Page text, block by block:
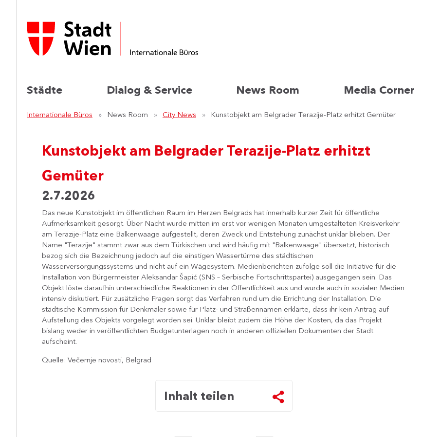
Städte Dialog & Service News Room Media Corner
Internationale Büros News Room City News Kunstobjekt am Belgrader Terazije-Platz erhitzt Gemüter
Kunstobjekt am Belgrader Terazije-Platz erhitzt
Gemüter
2.7.2026
Das neue Kunstobjekt im öffentlichen Raum im Herzen Belgrads hat innerhalb kurzer Zeit für öffentliche
Aufmerksamkeit gesorgt. Über Nacht wurde mitten im erst vor wenigen Monaten umgestalteten Kreisverkehr
am Terazije-Platz eine Balkenwaage aufgestellt, deren Zweck und Entstehung zunächst unklar blieben. Der
Name "Terazije"​ stammt zwar aus dem Türkischen und wird häufig mit "Balkenwaage" übersetzt, historisch
bezog sich die Bezeichnung jedoch auf die einstigen Wassertürme des städtischen
Wasserversorgungssystems und nicht auf ein Wägesystem. Medienberichten zufolge soll die Initiative für die
Installation von Bürgermeister Aleksandar Šapić (SNS – Serbische Fortschrittspartei) ausgegangen sein. Das
Objekt löste daraufhin unterschiedliche Reaktionen in der Öffentlichkeit aus und wurde auch in sozialen Medien
intensiv diskutiert. Für zusätzliche Fragen sorgt das Verfahren rund um die Errichtung der Installation. Die
städtische Kommission für Denkmäler sowie für Platz- und Straßennamen erklärte, dass ihr kein Antrag auf
Aufstellung des Objekts vorgelegt worden sei. Unklar bleibt zudem die Höhe der Kosten, da das Projekt
bislang weder in veröffentlichten Budgetunterlagen noch in anderen offiziellen Dokumenten der Stadt
aufscheint.​​
Quelle: Večernje novosti, Belgrad
Inhalt teilen